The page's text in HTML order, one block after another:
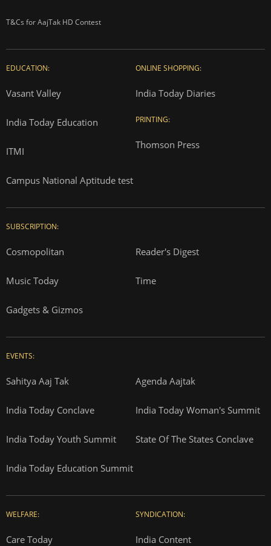
T&Cs for AajTak HD Contest
EDUCATION:
Vasant Valley
India Today Education
ITMI
Campus National Aptitude test
ONLINE SHOPPING:
India Today Diaries
PRINTING:
Thomson Press
SUBSCRIPTION:
Cosmopolitan Reader's Digest
Music Today Time
Gadgets & Gizmos
EVENTS:
Sahitya Aaj Tak Agenda Aajtak
India Today Conclave India Today Woman's Summit
India Today Youth Summit State Of The States Conclave
India Today Education Summit
WELFARE:
Care Today
SYNDICATION:
India Content